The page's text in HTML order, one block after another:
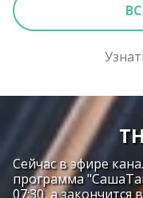
Сейчас в эфире
программа
07:30, а